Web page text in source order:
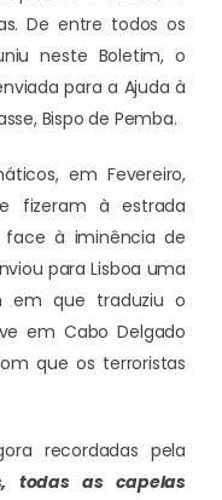
De entre todos os
neste Boletim, o
para a Ajuda à
Bispo de Pemba.
em Fevereiro,
fizeram à estrada
face à iminência de
para Lisboa uma
em que traduziu o
em Cabo Delgado
que os terroristas
recordadas pela
todas as capelas